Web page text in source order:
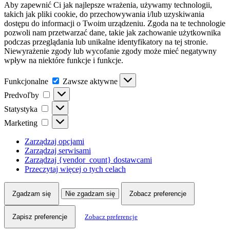
Aby zapewnić Ci jak najlepsze wrażenia, używamy technologii,
takich jak pliki cookie, do przechowywania i/lub uzyskiwania
dostępu do informacji o Twoim urządzeniu. Zgoda na te technologie
pozwoli nam przetwarzać dane, takie jak zachowanie użytkownika
podczas przeglądania lub unikalne identyfikatory na tej stronie.
Niewyrażenie zgody lub wycofanie zgody może mieć negatywny
wpływ na niektóre funkcje i funkcje.
Funkcjonalne Funkcjonalne
Zawsze aktywne
Predvoľby
Predvoľby
Statystyka Statystyka
Marketing Marketing
Zarządzaj opcjami
Zarządzaj serwisami
Zarządzaj {vendor_count} dostawcami
Przeczytaj więcej o tych celach
Zgadzam się Nie zgadzam się Zobacz preferencje
Zapisz preferencje Zobacz preferencje